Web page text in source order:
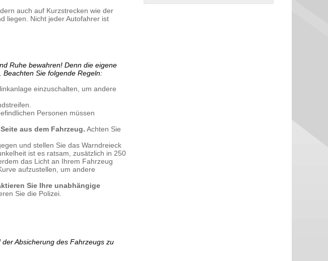
auch auf Kurzstrecken wie der
liegen. Nicht jeder Autofahrer ist
Ruhe bewahren! Denn die eigene
Sie folgende Regeln:
einzuschalten, um andere
Personen müssen
aus dem Fahrzeug. Achten Sie
und stellen Sie das Warndreieck
ist es ratsam, zusätzlich in 250
das Licht an Ihrem Fahrzeug
aufzustellen, um andere
Sie Ihre unabhängige
Sie die Polizei.
Absicherung des Fahrzeugs zu